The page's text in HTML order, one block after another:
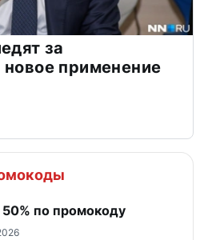
за
применение
по промокоду